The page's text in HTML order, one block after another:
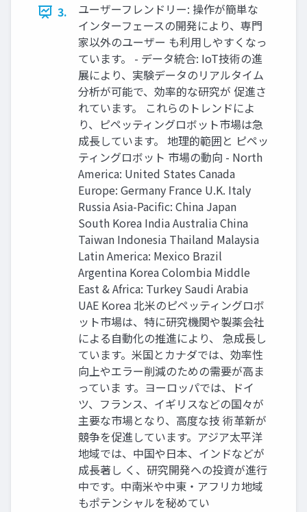
3.
ユーザーフレンドリー: 操作が簡単な
インターフェースの開発により、専門
家以外のユーザー も利用しやすくなっ
ています。 - データ統合: IoT技術の進
展により、実験データのリアルタイム
分析が可能で、効率的な研究が 促進さ
れています。 これらのトレンドによ
り、ピペッティングロボット市場は急
成長しています。 地理的範囲と ピペッ
ティングロボット 市場の動向 - North
America: United States Canada
Europe: Germany France U.K. Italy
Russia Asia-Pacific: China Japan
South Korea India Australia China
Taiwan Indonesia Thailand Malaysia
Latin America: Mexico Brazil
Argentina Korea Colombia Middle
East & Africa: Turkey Saudi Arabia
UAE Korea 北米のピペッティングロボ
ット市場は、特に研究機関や製薬会社
による自動化の推進により、 急成長し
ています。米国とカナダでは、効率性
向上やエラー削減のための需要が高ま
っていま す。ヨーロッパでは、ドイ
ツ、フランス、イギリスなどの国々が
主要な市場となり、高度な技 術革新が
競争を促進しています。アジア太平洋
地域では、中国や日本、インドなどが
成長著し く、研究開発への投資が進行
中です。中南米や中東・アフリカ地域
もポテンシャルを秘めてい